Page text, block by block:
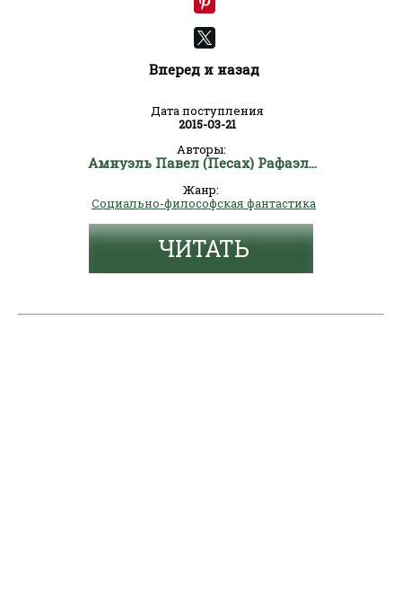
Вперед и назад
Дата поступления
2015-03-21
Авторы:
Амнуэль Павел (Песах) Рафаэлович
Жанр:
Социально-философская фантастика
ЧИТАТЬ